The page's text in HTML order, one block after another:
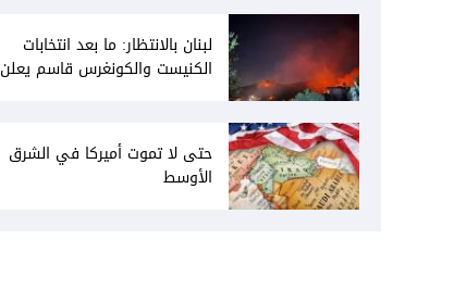
لبنان بالانتظار: ما بعد انتخابات
الكنيست والكونغرس قاسم يعلن
حتى لا تموت أميركا في الشرق
الأوسط